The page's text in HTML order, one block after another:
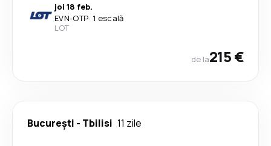
joi 18 feb.
EVN-OTP· 1 escală
LOT
de la215 €
București - Tbilisi 11 zile